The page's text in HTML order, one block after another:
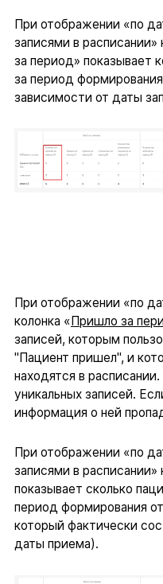
При отображении «по
записями в расписании»
за период» показывает
за период
зависимости от даты
При отображении «по
колонка « Пришло за
записей, которым
"Пациент пришел", и
находятся в
уникальных записей.
информация о ней
При отображении «по
записями в
показывает сколько
период формирования
который фактически
даты приема).